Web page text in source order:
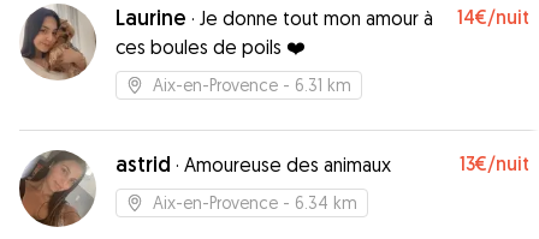
Laurine · Je donne tout mon amour à
ces boules de poils ❤️
14€/nuit
Aix-en-Provence - 6.31 km
astrid · Amoureuse des animaux 13€/nuit
Aix-en-Provence - 6.34 km